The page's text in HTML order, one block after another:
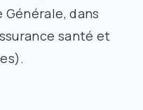
dans
santé et